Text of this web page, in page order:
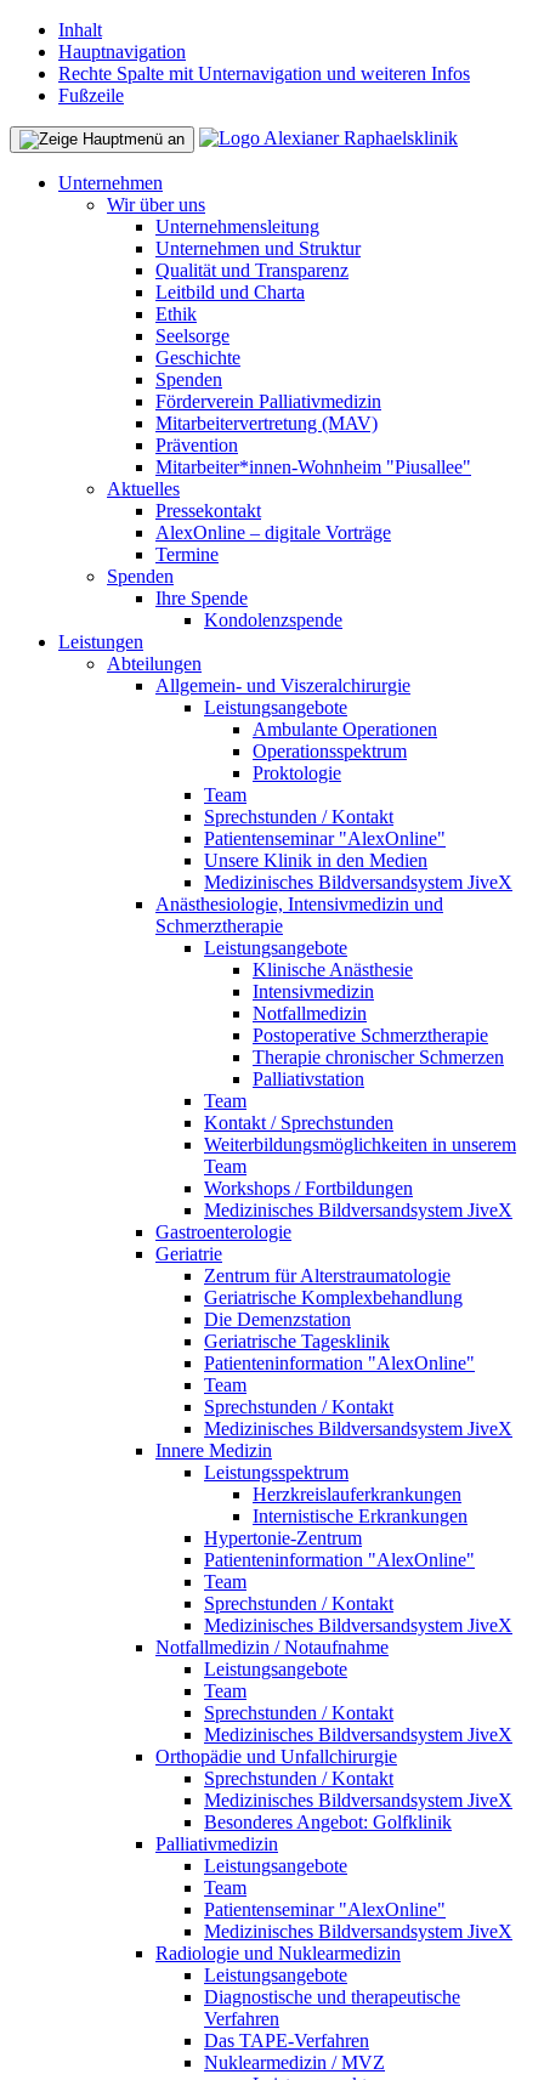
Inhalt
Hauptnavigation
Rechte Spalte mit Unternavigation und weiteren Infos
Fußzeile
Unternehmen
Wir über uns
Unternehmensleitung
Unternehmen und Struktur
Qualität und Transparenz
Leitbild und Charta
Ethik
Seelsorge
Geschichte
Spenden
Förderverein Palliativmedizin
Mitarbeitervertretung (MAV)
Prävention
Mitarbeiter*innen-Wohnheim "Piusallee"
Aktuelles
Pressekontakt
AlexOnline – digitale Vorträge
Termine
Spenden
Ihre Spende
Kondolenzspende
Leistungen
Abteilungen
Allgemein- und Viszeralchirurgie
Leistungsangebote
Ambulante Operationen
Operationsspektrum
Proktologie
Team
Sprechstunden / Kontakt
Patientenseminar "AlexOnline"
Unsere Klinik in den Medien
Medizinisches Bildversandsystem JiveX
Anästhesiologie, Intensivmedizin und
Schmerztherapie
Leistungsangebote
Klinische Anästhesie
Intensivmedizin
Notfallmedizin
Postoperative Schmerztherapie
Therapie chronischer Schmerzen
Palliativstation
Team
Kontakt / Sprechstunden
Weiterbildungsmöglichkeiten in unserem
Team
Workshops / Fortbildungen
Medizinisches Bildversandsystem JiveX
Gastroenterologie
Geriatrie
Zentrum für Alterstraumatologie
Geriatrische Komplexbehandlung
Die Demenzstation
Geriatrische Tagesklinik
Patienteninformation "AlexOnline"
Team
Sprechstunden / Kontakt
Medizinisches Bildversandsystem JiveX
Innere Medizin
Leistungsspektrum
Herzkreislauferkrankungen
Internistische Erkrankungen
Hypertonie-Zentrum
Patienteninformation "AlexOnline"
Team
Sprechstunden / Kontakt
Medizinisches Bildversandsystem JiveX
Notfallmedizin / Notaufnahme
Leistungsangebote
Team
Sprechstunden / Kontakt
Medizinisches Bildversandsystem JiveX
Orthopädie und Unfallchirurgie
Sprechstunden / Kontakt
Medizinisches Bildversandsystem JiveX
Besonderes Angebot: Golfklinik
Palliativmedizin
Leistungsangebote
Team
Patientenseminar "AlexOnline"
Medizinisches Bildversandsystem JiveX
Radiologie und Nuklearmedizin
Leistungsangebote
Diagnostische und therapeutische
Verfahren
Das TAPE-Verfahren
Nuklearmedizin / MVZ